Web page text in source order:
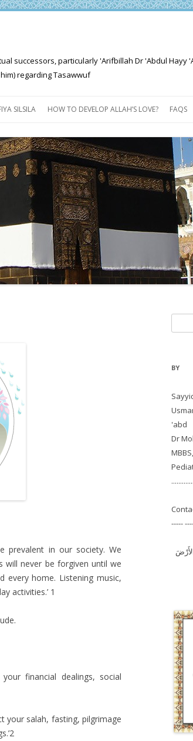
successors, particularly 'Arifbillah Dr 'Abdul Hayy
regarding Tasawwuf
SILSILA
PATH
SEEKER
EXPLAINED
HOW TO DEVELOP ALLAH’S LOVE? FAQS
prevalent in our society. We
never be forgiven until we
every home. Listening music,
activities.’ 1
financial dealings, social
your salah, fasting, pilgrimage
for:
BY
'abd
Dr
-----